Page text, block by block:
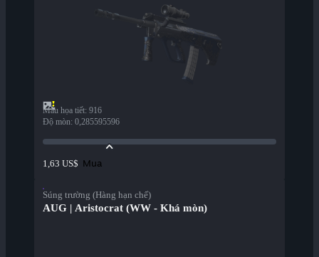
Mẫu họa tiết: 916
Độ mòn: 0,285595596
1,63 US$ Mua
Súng trường (Hàng hạn chế)
AUG | Aristocrat (WW - Khá mòn)